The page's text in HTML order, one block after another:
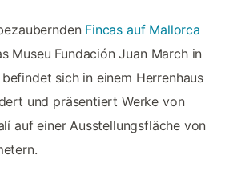
Fincas auf Mallorca
Museu Fundación Juan March in
sich in einem Herrenhaus
und präsentiert Werke von
auf einer Ausstellungsfläche von